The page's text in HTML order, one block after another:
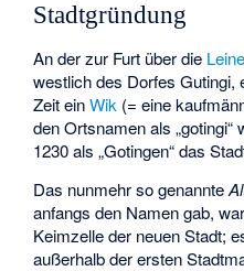
Stadtgründung
An der zur Furt über die Leine
westlich des Dorfes Gutingi,
Zeit einWik (= eine
den Ortsnamen als „gotingi“
1230 als „Gotingen“ das
Das nunmehr so genannte
anfangs den Namen gab,
Keimzelle der neuen Stadt;
außerhalb der ersten